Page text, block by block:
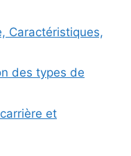
Caractéristiques,
des types de
et